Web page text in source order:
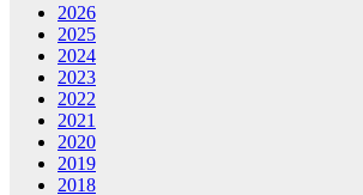
2026
2025
2024
2023
2022
2021
2020
2019
2018